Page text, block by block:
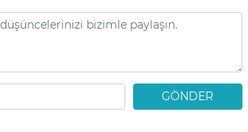
GÖNDER